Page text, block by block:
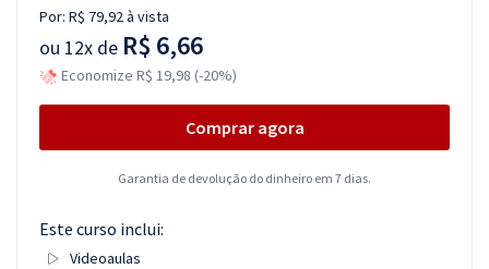
Por: R$ 79,92à vista
ou 12x de R$ 6,66
Economize R$ 19,98 (-20%)
Comprar agora
Garantia de devolução do dinheiro em 7 dias.
Este curso inclui:
Videoaulas